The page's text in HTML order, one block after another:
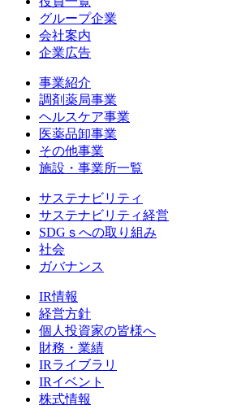
グループ企業
会社案内
企業広告
事業紹介
調剤薬局事業
ヘルスケア事業
医薬品卸事業
その他事業
施設・事業所一覧
サステナビリティ
サステナビリティ経営
SDGｓへの取り組み
社会
ガバナンス
IR情報
経営方針
個人投資家の皆様へ
財務・業績
IRライブラリ
IRイベント
株式情報